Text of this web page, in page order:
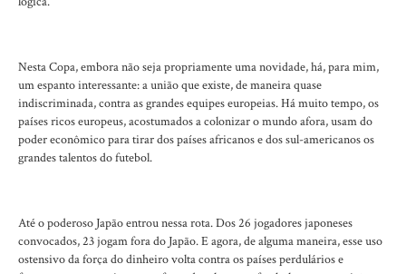
Nesta Copa, embora não seja propriamente uma novidade, há, para mim,
um espanto interessante: a união que existe, de maneira quase
indiscriminada, contra as grandes equipes europeias. Há muito tempo, os
países ricos europeus, acostumados a colonizar o mundo afora, usam do
poder econômico para tirar dos países africanos e dos sul-americanos os
grandes talentos do futebol.
Até o poderoso Japão entrou nessa rota. Dos 26 jogadores japoneses
convocados, 23 jogam fora do Japão. E agora, de alguma maneira, esse uso
ostensivo da força do dinheiro volta contra os países perdulários e